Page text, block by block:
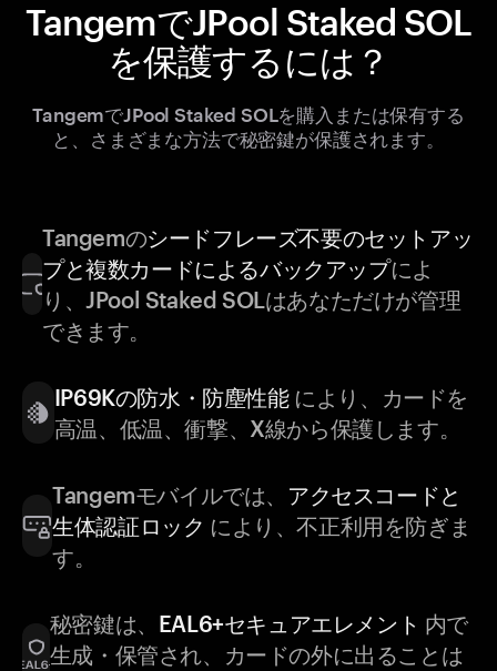
TangemでJPool Staked SOL
を保護するには？
TangemでJPool Staked SOLを購入または保有する
と、さまざまな方法で秘密鍵が保護されます。
Tangemのシードフレーズ不要のセットアッ
プと複数カードによるバックアップによ
り、JPool Staked SOLはあなただけが管理
できます。
IP69Kの防水・防塵性能により、カードを
高温、低温、衝撃、X線から保護します。
Tangemモバイルでは、 アクセスコードと
生体認証ロック により、不正利用を防ぎま
す。
秘密鍵は、 EAL6+セキュアエレメント 内で
生成・保管され、カードの外に出ることは